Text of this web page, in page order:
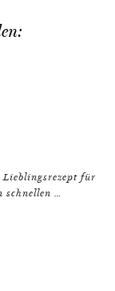
Lieblingsrezept für
schnellen …